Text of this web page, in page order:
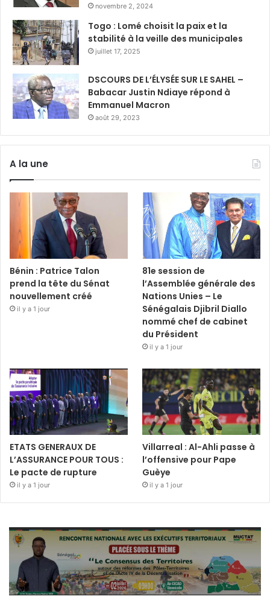
novembre 2, 2024
Togo : Lomé choisit la paix et la
stabilité à la veille des municipales
juillet 17, 2025
DSCOURS DE L’ÉLYSÉE SUR LE SAHEL –
Babacar Justin Ndiaye répond à
Emmanuel Macron
août 29, 2023
A la une
Bénin : Patrice Talon
prend la tête du Sénat
nouvellement créé
il y a 1 jour
81e session de
l’Assemblée générale des
Nations Unies – Le
Sénégalais Djibril Diallo
nommé chef de cabinet
du Président
il y a 1 jour
ETATS GENERAUX DE
L’ASSURANCE POUR TOUS :
Le pacte de rupture
il y a 1 jour
Villarreal : Al-Ahli passe à
l’offensive pour Pape
Guèye
il y a 1 jour